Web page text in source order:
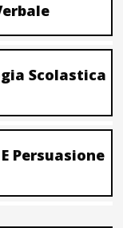
Scolastica
Persuasione